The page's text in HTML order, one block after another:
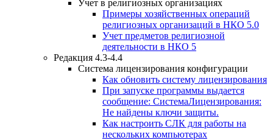
Учет в религиозных организациях
Примеры хозяйственных операций
религиозных организаций в НКО 5.0
Учет предметов религиозной
деятельности в НКО 5
Редакция 4.3-4.4
Система лицензирования конфигурации
Как обновить систему лицензирования
При запуске программы выдается
сообщение: СистемаЛицензирования:
Не найдены ключи защиты.
Как настроить СЛК для работы на
нескольких компьютерах